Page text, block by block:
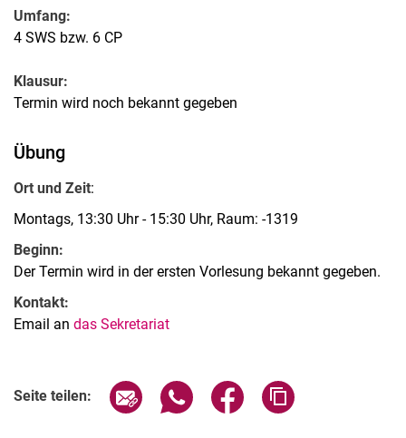
Umfang:
4 SWS bzw. 6 CP
Klausur:
Termin wird noch bekannt gegeben
Übung
Ort und Zeit:
Montags, 13:30 Uhr - 15:30 Uhr, Raum: -1319
Beginn:
Der Termin wird in der ersten Vorlesung bekannt gegeben.
Kontakt:
Email an das Sekretariat
Seite teilen: Seite über E-Mail teilen
Seite über WhatsApp teilen
Seite über Facebook